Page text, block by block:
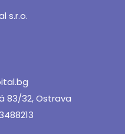
s.r.o.
83/32, Ostrava